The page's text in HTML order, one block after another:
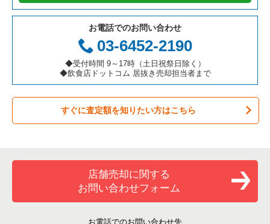
テイクアウトの居抜き売却物件の案件一覧
お弁当・惣菜・デリの居抜き売却物件の案件一覧
カラオケ・パブ・スナックの居抜き売却物件の案件一覧
バーの居抜き売却物件の案件一覧
居酒屋・ダイニングバーの居抜き売却物件の案件一覧
洋食の居抜き売却物件の案件一覧
その他の居抜き売却物件の案件一覧
岐阜県の飲食店の居抜き売却物件の案件一覧
三重県の飲食店の居抜き売却物件の案件一覧
豊中市の飲食店の居抜き売却物件の案件一覧
大阪市都島区の飲食店の居抜き売却物件の案件一覧
大阪市阿倍野区の飲食店の居抜き売却物件の案件一覧
東大阪市の飲食店の居抜き売却物件の案件一覧
吹田市の飲食店の居抜き売却物件の案件一覧
大阪市東住吉区の飲食店の居抜き売却物件の案件一覧
門真市の飲食店の居抜き売却物件の案件一覧
大阪府の鉄板焼き・お好み焼の居抜き売却物件の案件一覧
大阪府のアジア料理の居抜き売却物件の案件一覧
大阪府のカフェの居抜き売却物件の案件一覧
大阪府のテイクアウトの居抜き売却物件の案件一覧
大阪府のお弁当・惣菜・デリの居抜き売却物件の案件一覧
大阪府のバーの居抜き売却物件の案件一覧
大阪府の居酒屋・ダイニングバーの居抜き売却物件の案件一覧
心斎橋駅のカフェの居抜き売却物件の案件一覧
心斎橋駅のバーの居抜き売却物件の案件一覧
心斎橋駅の居酒屋・ダイニングバーの居抜き売却物件の案件一
心斎橋駅の和食の居抜き売却物件の案件一覧
心斎橋駅の洋食の居抜き売却物件の案件一覧
お電話でのお問い合わせ
03-6452-2190
◆受付時間 9～17時（土日祝祭日除く）
◆飲食店ドットコム 居抜き売却担当者まで
すぐに査定額を知りたい方はこちら
店舗売却に関する
お問い合わせフォーム
お電話でのお問い合わせ先